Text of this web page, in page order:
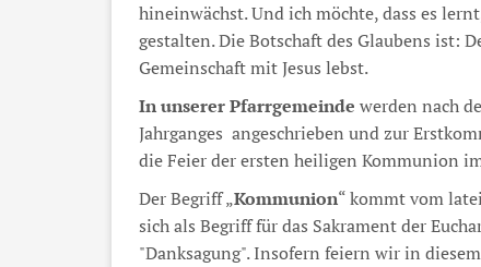
hineinwächst. Und ich möchte, dass es
gestalten. Die Botschaft des Glaubens ist:
Gemeinschaft mit Jesus lebst.
In unserer Pfarrgemeinde werden nach
Jahrganges angeschrieben und zur
die Feier der ersten heiligen Kommunion
Der Begriff „Kommunion“ kommt vom
sich als Begriff für das Sakrament der
"Danksagung". Insofern feiern wir in